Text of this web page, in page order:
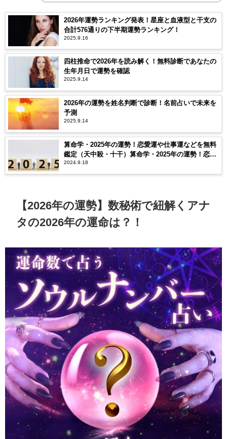
2026年運勢ランキング発表！星座と血液型と干支の
合計576通りの下半期運勢ランキング！
2025.9.16
四柱推命で2026年を読み解く！無料診断であなたの
生年月日で運勢を確認
2025.9.14
2026年の運勢を姓名判断で診断！名前占いで未来を
予測
2025.9.14
算命学・2025年の運勢！恋愛運や仕事運などを無料
鑑定（天中殺・十干）算命学・2025年の運勢！恋愛
運や仕事運などを無料鑑定（天中殺・十干）
2024.9.18
【2026年の運勢】数秘術で紐解くアナ
タの2026年の運命は？！